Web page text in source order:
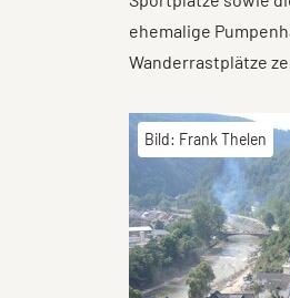
ehemalige
Wanderrastplätze
Bild: Frank Thelen